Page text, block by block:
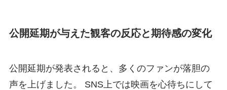
公開延期が与えた観客の反応と期待感の変化
公開延期が発表されると、多くのファンが落胆の
声を上げました。 SNS上では映画を心待ちにして